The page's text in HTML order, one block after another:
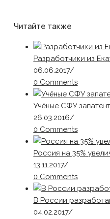
Читайте также
Разработчики из
06.06.2017/
0 Comments
Учёные СФУ
26.03.2016/
0 Comments
Россия на 35%
13.11.2017/
0 Comments
В России
04.02.2017/